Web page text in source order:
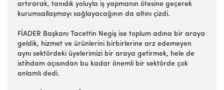
artırarak, tanıdık yoluyla iş yapmanın ötesine geçerek
kurumsallaşmayı sağlayacağının da altını çizdi.
FİADER Başkanı Tacettin Negiş ise toplum adına bir araya
geldik, hizmet ve ürünlerini birbirlerine arz edemeyen
aynı sektördeki üyelerimizi bir araya getirmek, hele de
istihdam açısından bu kadar önemli bir sektörde çok
anlamlı dedi.